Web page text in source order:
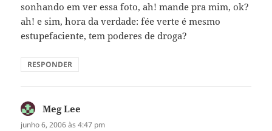
sonhando em ver essa foto, ah! mande pra mim, ok?
ah! e sim, hora da verdade: fée verte é mesmo
estupefaciente, tem poderes de droga?
RESPONDER
Meg Lee
junho 6, 2006 às 4:47 pm